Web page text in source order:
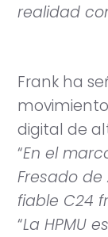
realidad
Frank ha
digital de
“En el
Fresado de
fiable C24
“La HPMU